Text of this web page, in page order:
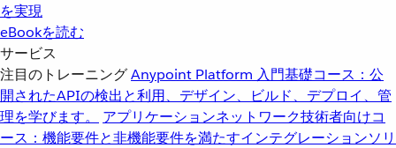
を実現
eBookを読む
サービス
注目のトレーニングAnypoint Platform 入門基礎コース：公
開されたAPIの検出と利用、デザイン、ビルド、デプロイ、管
理を学びます。
アプリケーションネットワーク技術者向けコ
ース：機能要件と非機能要件を満たすインテグレーションソリ